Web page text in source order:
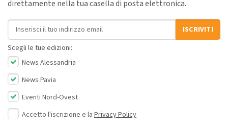
direttamente nella tua casella di posta elettronica.
Indirizzo email
ISCRIVITI
Scegli le tue edizioni:
News Alessandria
News Pavia
Eventi Nord-Ovest
Accetto l'iscrizione e la Privacy Policy